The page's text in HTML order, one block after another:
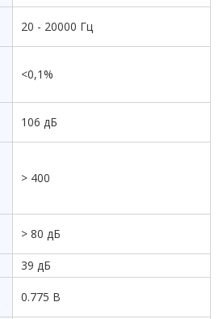
20 - 20000 Гц
<0,1%
106 дБ
> 400
> 80 дБ
39 дБ
0.775 В